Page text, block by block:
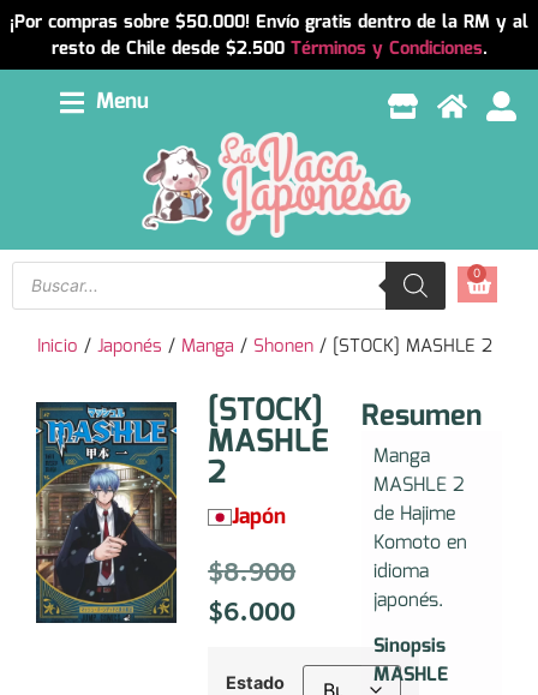
¡Por compras sobre $50.000! Envío gratis dentro de la RM y al
resto de Chile desde $2.500 Términos y Condiciones.
Menu
0
Inicio /Japonés /Manga / Shonen / [STOCK] MASHLE 2
[STOCK]
MASHLE
2
Japón
$8.900
$6.000
Estado
Resumen
Manga
MASHLE 2
de Hajime
Komoto en
idioma
japonés.
Sinopsis
MASHLE